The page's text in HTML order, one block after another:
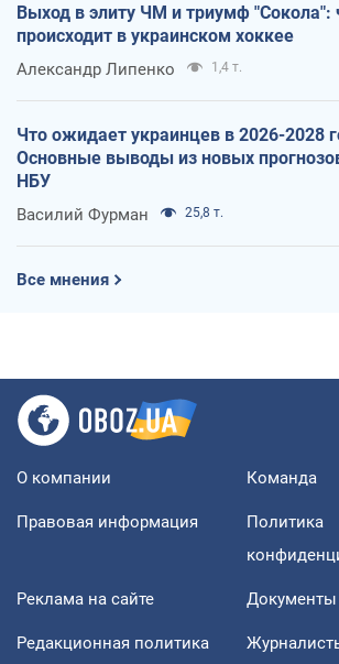
Выход в элиту ЧМ и триумф "Сокола":
происходит в украинском хоккее
Александр Липенко 1,4 т.
Что ожидает украинцев в 2026-2028
Основные выводы из новых
НБУ
Василий Фурман 25,8 т.
Все мнения
О компании Команда
Правовая информация
Политика
Реклама на сайте Документы
Редакционная политика